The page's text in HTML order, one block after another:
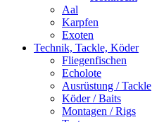
Aal
Karpfen
Exoten
Technik, Tackle, Köder
Fliegenfischen
Echolote
Ausrüstung / Tackle
Köder / Baits
Montagen / Rigs